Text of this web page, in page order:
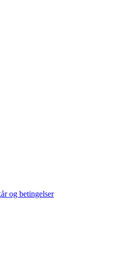
og betingelser